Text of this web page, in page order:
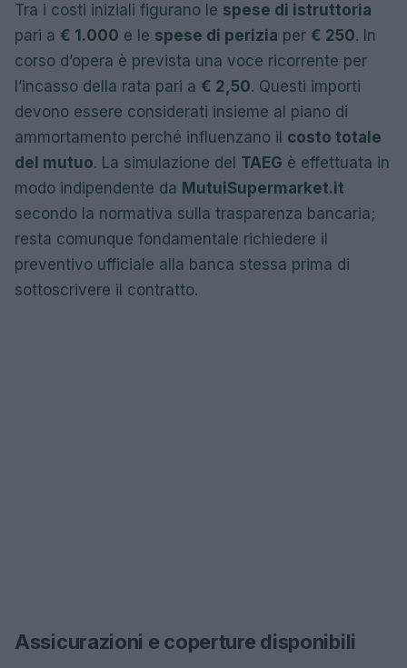
Tra i costi iniziali figurano le spese di istruttoria
pari a € 1.000 e le spese di perizia per € 250. In
corso d’opera è prevista una voce ricorrente per
l’incasso della rata pari a € 2,50. Questi importi
devono essere considerati insieme al piano di
ammortamento perché influenzano il costo totale
del mutuo. La simulazione del TAEG è effettuata in
modo indipendente da MutuiSupermarket.it
secondo la normativa sulla trasparenza bancaria;
resta comunque fondamentale richiedere il
preventivo ufficiale alla banca stessa prima di
sottoscrivere il contratto.
Assicurazioni e coperture disponibili